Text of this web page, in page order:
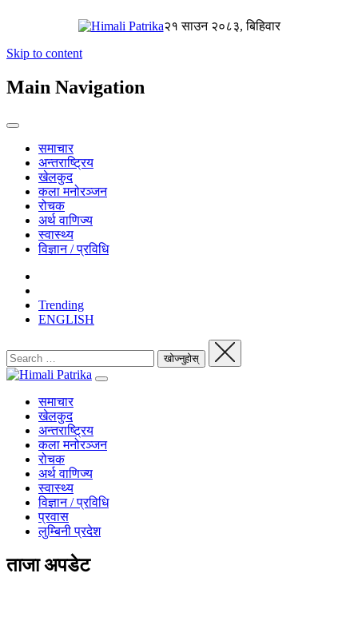
२१ साउन २०८३, बिहिवार
Skip to content
Main Navigation
समाचार
अन्तराष्ट्रिय
खेलकुद
कला मनोरञ्जन
रोचक
अर्थ वाणिज्य
स्वास्थ्य
विज्ञान / प्रविधि
Trending
ENGLISH
समाचार
खेलकुद
अन्तराष्ट्रिय
कला मनोरञ्जन
रोचक
अर्थ वाणिज्य
स्वास्थ्य
विज्ञान / प्रविधि
प्रवास
लुम्बिनी प्रदेश
ताजा अपडेट